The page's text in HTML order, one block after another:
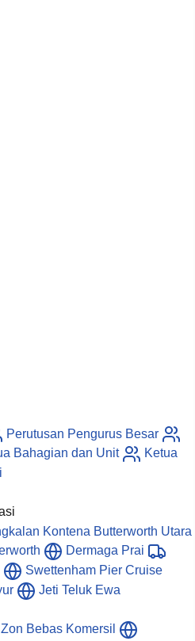
Perutusan Pengurus Besar
Bahagian dan Unit
Ketua
Kontena Butterworth Utara
Dermaga Prai
Swettenham Pier Cruise
Jeti Teluk Ewa
Zon Bebas Komersil